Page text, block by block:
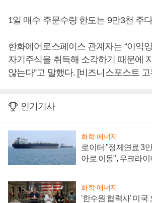
1일 매수 주문수량 한도는 9만3천 주
한화에어로스페이스 관계자는 “이익
자기주식을 취득해 소각하기 때문에
않는다”고 말했다. [비즈니스포스트
인기기사
화학·에너지
로이터 "정제연료 3
아로 이동", 우크라
화학·에너지
'한수원 협력사' 미국